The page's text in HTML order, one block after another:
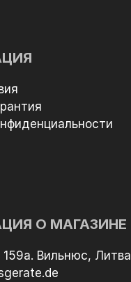
О МАГАЗИНЕ
159a. Вильнюс, Литва